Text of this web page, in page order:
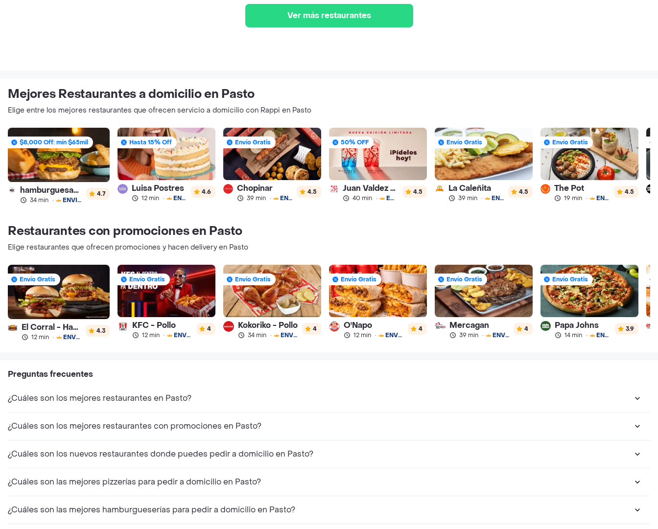
Ver más restaurantes
Mejores Restaurantes a domicilio en Pasto
Elige entre los mejores restaurantes que ofrecen servicio a domicilio con Rappi en Pasto
$8,000 Off: mín $65mil
hamburguesas Rustica (RDC)
34 min · ENVÍO GRATIS
4.7
Hasta 15% Off
Luisa Postres
12 min · ENVÍO GRATIS
4.6
Envío Gratis
Chopinar
39 min · ENVÍO GRATIS
4.5
50% OFF
Juan Valdez Café
40 min · ENVÍO GRATIS
4.5
Envío Gratis
La Caleñita
39 min · ENVÍO GRATIS
4.5
Envío Gratis
The Pot
19 min · ENVÍO GRATIS
4.5
Restaurantes con promociones en Pasto
Elige restaurantes que ofrecen promociones y hacen delivery en Pasto
Envío Gratis
El Corral - Hamburguesa
12 min · ENVÍO GRATIS
4.3
Envío Gratis
KFC - Pollo
12 min · ENVÍO GRATIS
4
Envío Gratis
Kokoriko - Pollo
34 min · ENVÍO GRATIS
4
Envío Gratis
O'Napo
12 min · ENVÍO GRATIS
4
Envío Gratis
Mercagan
39 min · ENVÍO GRATIS
4
Envío Gratis
Papa Johns
14 min · ENVÍO GRATIS
3.9
Preguntas frecuentes
¿Cuáles son los mejores restaurantes en Pasto?
¿Cuáles son los mejores restaurantes con promociones en Pasto?
¿Cuáles son los nuevos restaurantes donde puedes pedir a domicilio en Pasto?
¿Cuáles son las mejores pizzerías para pedir a domicilio en Pasto?
¿Cuáles son las mejores hamburgueserías para pedir a domicilio en Pasto?